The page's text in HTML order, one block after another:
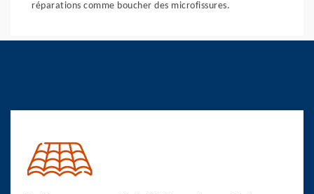
réparations comme boucher des microfissures.